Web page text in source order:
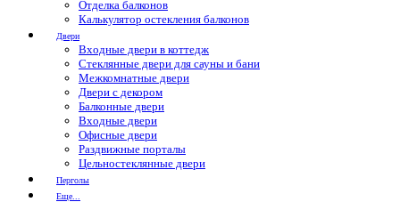
Отделка балконов
Калькулятор остекления балконов
Двери
Входные двери в коттедж
Стеклянные двери для сауны и бани
Межкомнатные двери
Двери с декором
Балконные двери
Входные двери
Офисные двери
Раздвижные порталы
Цельностеклянные двери
Перголы
Еще...